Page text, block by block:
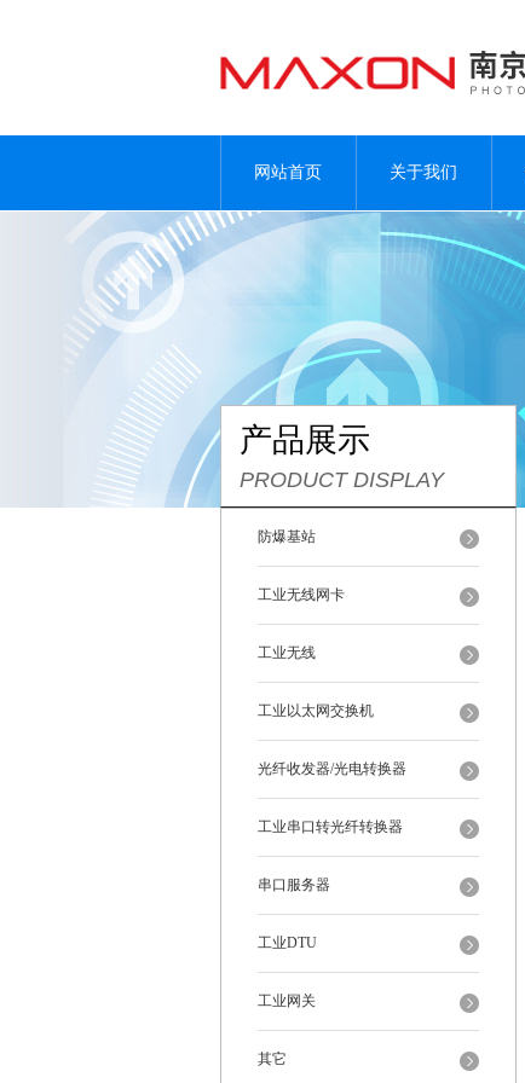
网站首页 关于我们
产品展示
PRODUCT DISPLAY
防爆基站
工业无线网卡
工业无线
工业以太网交换机
光纤收发器/光电转换器
工业串口转光纤转换器
串口服务器
工业DTU
工业网关
其它